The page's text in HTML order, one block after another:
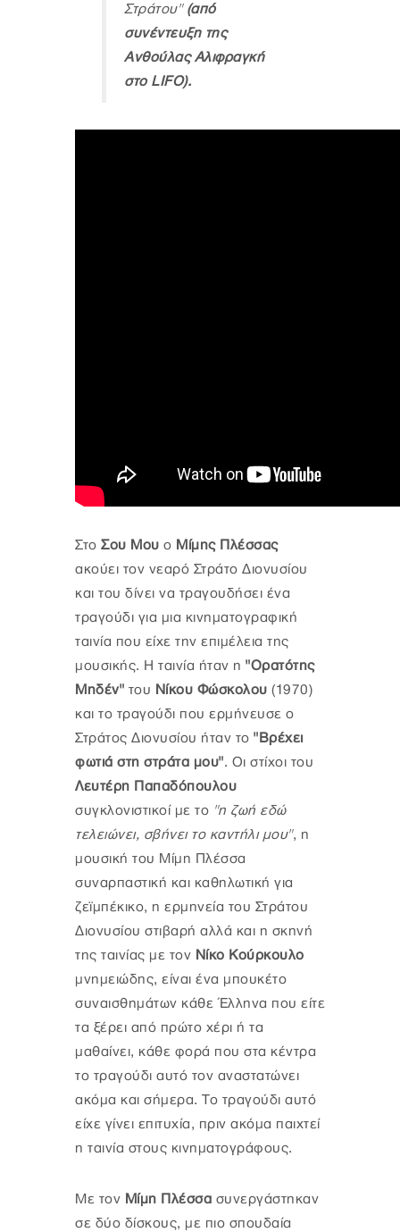
Στράτου" (από
συνέντευξη της
Ανθούλας Αλιφραγκή
στο LIFO).
Στο Σου Μου ο Μίμης Πλέσσας
ακούει τον νεαρό Στράτο Διονυσίου
και του δίνει να τραγουδήσει ένα
τραγούδι για μια κινηματογραφική
ταινία που είχε την επιμέλεια της
μουσικής. Η ταινία ήταν η "Ορατότης
Μηδέν" του Νίκου Φώσκολου (1970)
και το τραγούδι που ερμήνευσε ο
Στράτος Διονυσίου ήταν το "Βρέχει
φωτιά στη στράτα μου". Οι στίχοι του
Λευτέρη Παπαδόπουλου
συγκλονιστικοί με το "η ζωή εδώ
τελειώνει, σβήνει το καντήλι μου", η
μουσική του Μίμη Πλέσσα
συναρπαστική και καθηλωτική για
ζεϊμπέκικο, η ερμηνεία του Στράτου
Διονυσίου στιβαρή αλλά και η σκηνή
της ταινίας με τον Νίκο Κούρκουλο
μνημειώδης, είναι ένα μπουκέτο
συναισθημάτων κάθε Έλληνα που είτε
τα ξέρει από πρώτο χέρι ή τα
μαθαίνει, κάθε φορά που στα κέντρα
το τραγούδι αυτό τον αναστατώνει
ακόμα και σήμερα. Το τραγούδι αυτό
είχε γίνει επιτυχία, πριν ακόμα παιχτεί
η ταινία στους κινηματογράφους.
Με τον Μίμη Πλέσσα συνεργάστηκαν
σε δύο δίσκους, με πιο σπουδαία